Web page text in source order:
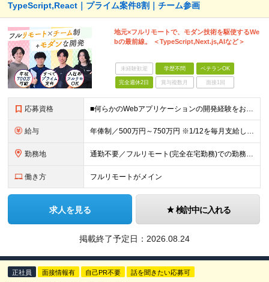
TypeScript,React｜プライム案件8割｜チーム参画
地元×フルリモートで、モダン技術を駆使するWe
bの最前線。 ＜TypeScript,Next.js,AIなど＞
未経験歓迎 学歴不問 ベテランOK
完全週休2日 賞与複数月 面接1回
応募資格 ■何らかのWebアプリケーションの開発経験をお持ちの方 ■学歴不問 ★JavaやPHPでのWeb開発経験はあるけれど、 今後はTypeScriptやNext.jsなどのモダンな環境へシフトしたい、とい
給与 年俸制／500万円～750万円 ※1/12を毎月支給します（月41万6,666円～62万5,000円） ※ご経験や面接時の評価に応じて変動可能性あり ※固定残業代月60時間分（月13万2,980円～1
勤務地 通勤不要／フルリモート(完全在宅勤務)での勤務となります ※以下の通勤圏内にお住まいの場合、原則リモート・出社兼用となりますが、自立して成果を上げられる方はフルリモート勤務が可能です。 《拠点一覧》
働き方 フルリモートがメイン
求人を見る 検討中に入れる
掲載終了予定日： 2026.08.24
正社員 面接情報有 自己PR不要 話を聞きたい応募可